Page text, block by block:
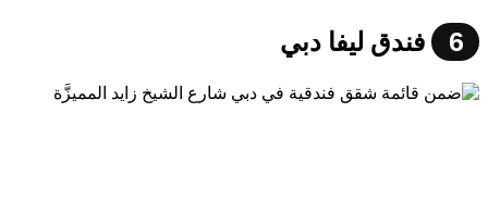
6 فندق ليفا دبي